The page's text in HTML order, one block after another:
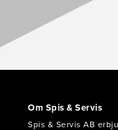
Om Spis & Servis
Spis & Servis AB